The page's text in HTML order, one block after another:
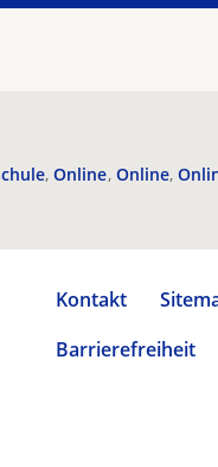
Online Online
Kontakt
Barrierefreiheit